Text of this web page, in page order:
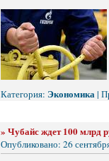
Категория: Экономика|
» Чубайс ждет 100 млрд
Опубликовано: 26